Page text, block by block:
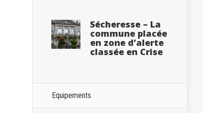
Sécheresse – La
commune placée
en zone d’alerte
classée en Crise
Equipements